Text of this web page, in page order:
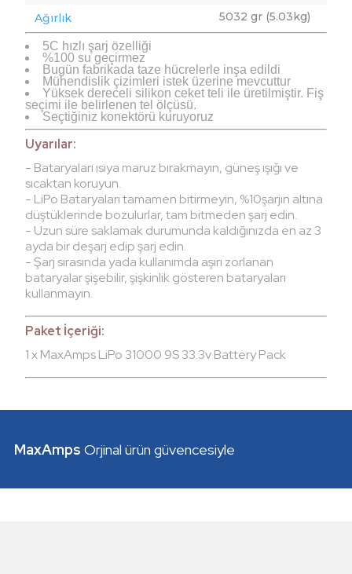
Ağırlık
5032 gr (5.03kg)
5C hızlı şarj özelliği
%100 su geçirmez
Bugün fabrikada taze hücrelerle inşa edildi
Mühendislik çizimleri istek üzerine mevcuttur
Yüksek dereceli silikon ceket teli ile üretilmiştir. Fiş
seçimi ile belirlenen tel ölçüsü.
Seçtiğiniz konektörü kuruyoruz
Uyarılar:
- Bataryaları ısıya maruz bırakmayın, güneş ışığı ve
sıcaktan koruyun.
- LiPo Bataryaları tamamen bitirmeyin, %10şarjın altına
düştüklerinde bozulurlar, tam bitmeden şarj edin.
- Uzun süre saklamak durumunda kaldığınızda en az 3
ayda bir deşarj edip şarj edin.
- Şarj sırasında yada kullanımda aşırı zorlanan
bataryalar şişebilir, şişkinlik gösteren bataryaları
kullanmayın.
Paket İçeriği:
1 x MaxAmps LiPo 31000 9S 33.3v Battery Pack
MaxAmps Orjinal ürün güvencesiyle